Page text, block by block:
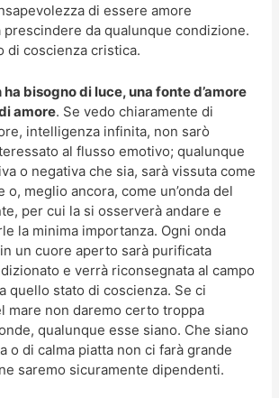
di essere amore
prescindere da qualunque condizione.
di coscienza cristica.
ha bisogno di luce, una fonte d’amore
amore. Se vedo chiaramente di
intelligenza infinita, non sarò
al flusso emotivo; qualunque
o negativa che sia, sarà vissuta come
o, meglio ancora, come un’onda del
per cui la si osserverà andare e
la minima importanza. Ogni onda
un cuore aperto sarà purificata
e verrà riconsegnata al campo
quello stato di coscienza. Se ci
mare non daremo certo troppa
qualunque esse siano. Che siano
o di calma piatta non ci farà grande
saremo sicuramente dipendenti.